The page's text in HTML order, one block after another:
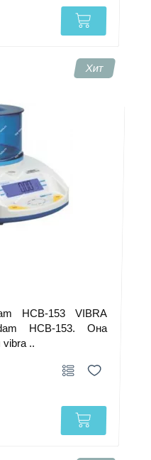
Хит
HCB-153 VIBRA
HCB-153. Она
vibra ..